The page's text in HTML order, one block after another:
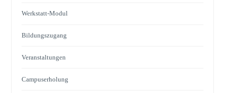
Werkstatt-Modul
Bildungszugang
Veranstaltungen
Campuserholung